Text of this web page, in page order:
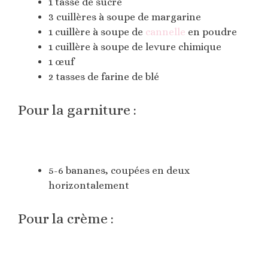
3 cuillères à soupe de margarine
1 cuillère à soupe de cannelle en poudre
1 cuillère à soupe de levure chimique
1 œuf
2 tasses de farine de blé
Pour la garniture :
5-6 bananes, coupées en deux
horizontalement
Pour la crème :